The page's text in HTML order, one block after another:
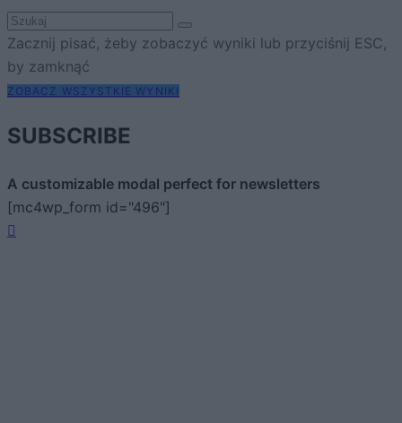
Zacznij pisać, żeby zobaczyć wyniki lub przyciśnij ESC,
by zamknąć
ZOBACZ WSZYSTKIE WYNIKI
SUBSCRIBE
A customizable modal perfect for newsletters
[mc4wp_form id="496"]